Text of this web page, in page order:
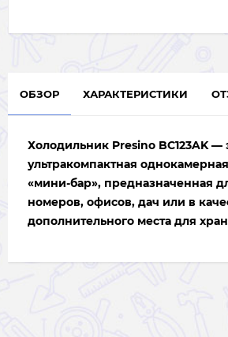
ОБЗОР ХАРАКТЕРИСТИКИ
Холодильник Presino BC123AK—
ультракомпактная
«мини-бар», предназначенная
номеров, офисов, дач или в
дополнительного места для